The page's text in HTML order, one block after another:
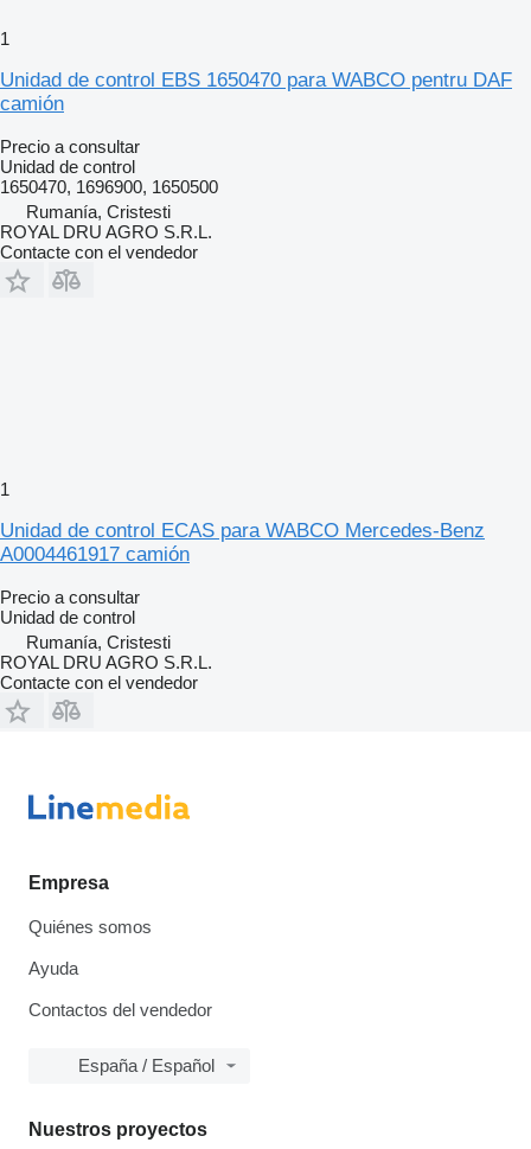
1
Unidad de control EBS 1650470 para WABCO pentru DAF
camión
Precio a consultar
Unidad de control
1650470, 1696900, 1650500
Rumanía, Cristesti
ROYAL DRU AGRO S.R.L.
Contacte con el vendedor
1
Unidad de control ECAS para WABCO Mercedes-Benz
A0004461917 camión
Precio a consultar
Unidad de control
Rumanía, Cristesti
ROYAL DRU AGRO S.R.L.
Contacte con el vendedor
Empresa
Quiénes somos
Ayuda
Contactos del vendedor
España / Español
Nuestros proyectos